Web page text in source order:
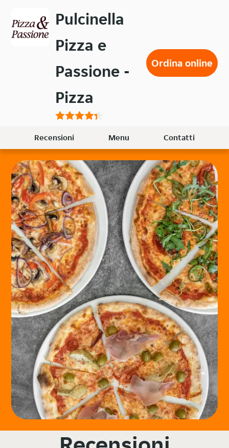
contenuto
Pulcinella
Pizza e
Passione -
Pizza
Ordina online
Recensioni Menu Contatti